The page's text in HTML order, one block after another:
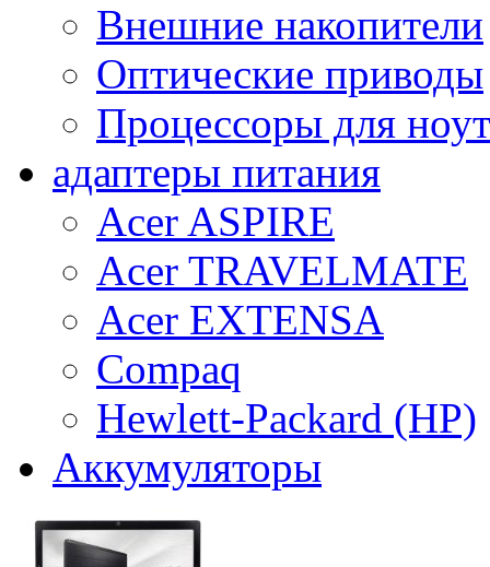
Внешние накопители
Оптические приводы
Процессоры для
адаптеры питания
Acer ASPIRE
Acer TRAVELMATE
Acer EXTENSA
Compaq
Hewlett-Packard (HP)
Аккумуляторы